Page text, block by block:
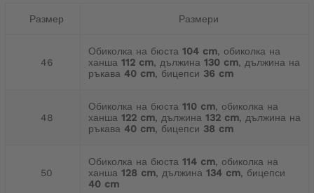
Размер Размери
46
Обиколка на бюста 104 cm, обиколка на
ханша 112 cm, дължина 130 cm, дължина на
ръкава 40 cm, бицепси 36 cm
48
Обиколка на бюста 110 cm, обиколка на
ханша 122 cm, дължина 132 cm, дължина на
ръкава 40 cm, бицепси 38 cm
50
Обиколка на бюста 114 cm, обиколка на
ханша 128 cm, дължина 134 cm, бицепси
40 cm